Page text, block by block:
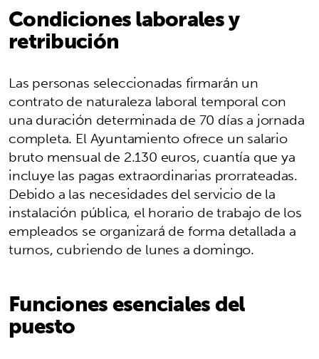
Condiciones laborales y
retribución
Las personas seleccionadas firmarán un
contrato de naturaleza laboral temporal con
una duración determinada de 70 días a jornada
completa. El Ayuntamiento ofrece un salario
bruto mensual de 2.130 euros, cuantía que ya
incluye las pagas extraordinarias prorrateadas.
Debido a las necesidades del servicio de la
instalación pública, el horario de trabajo de los
empleados se organizará de forma detallada a
turnos, cubriendo de lunes a domingo.
Funciones esenciales del
puesto